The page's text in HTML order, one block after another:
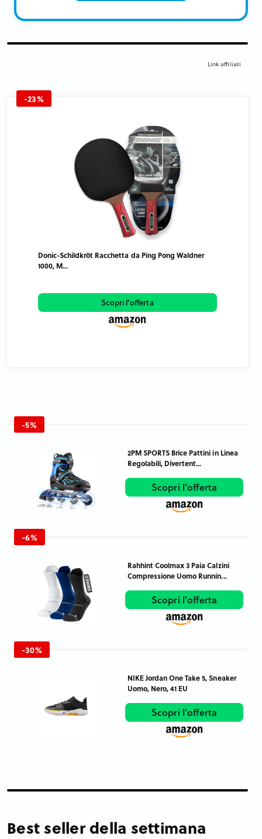
Link affiliati
-23%
Donic-Schildkröt Racchetta da Ping Pong Waldner
1000, M...
Scopri l'offerta
-5%
2PM SPORTS Brice Pattini in Linea
Regolabili, Divertent...
Scopri l'offerta
-6%
Rahhint Coolmax 3 Paia Calzini
Compressione Uomo Runnin...
Scopri l'offerta
-30%
NIKE Jordan One Take 5, Sneaker
Uomo, Nero, 41 EU
Scopri l'offerta
Best seller della settimana